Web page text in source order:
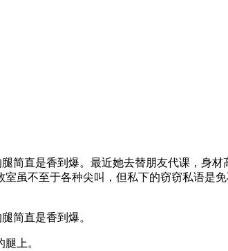
简直是香到爆。最近她去替朋友代课，身
虽不至于各种尖叫，但私下的窃窃私语是
简直是香到爆。
上。